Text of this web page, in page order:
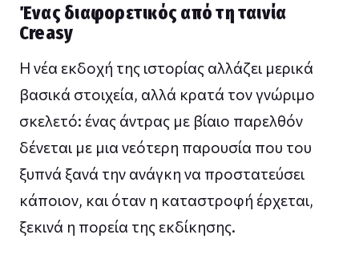
Ένας διαφορετικός από τη ταινία
Creasy
Η νέα εκδοχή της ιστορίας αλλάζει μερικά
βασικά στοιχεία, αλλά κρατά τον γνώριμο
σκελετό: ένας άντρας με βίαιο παρελθόν
δένεται με μια νεότερη παρουσία που του
ξυπνά ξανά την ανάγκη να προστατεύσει
κάποιον, και όταν η καταστροφή έρχεται,
ξεκινά η πορεία της εκδίκησης.